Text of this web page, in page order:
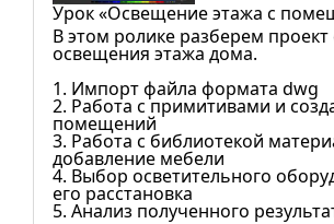
Урок «Освещение этажа с
В этом ролике разберем проект
освещения этажа дома.
1. Импорт файла формата dwg
2. Работа с примитивами и
помещений
3. Работа с библиотекой
добавление мебели
4. Выбор осветительного
его расстановка
5. Анализ полученного